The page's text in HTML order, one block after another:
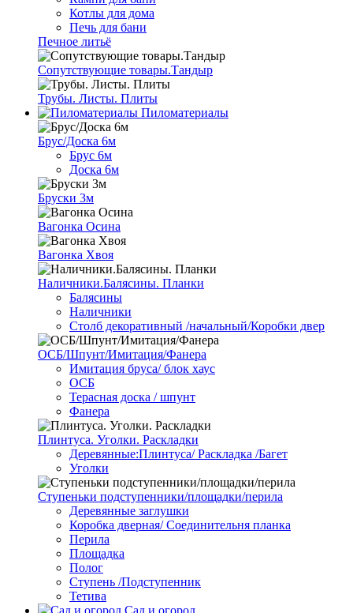
Котлы для дома
Печь для бани
Печное литьё
Сопутствующие товары.Тандыр
Трубы. Листы. Плиты
Пиломатериалы
Брус/Доска 6м
Брус 6м
Доска 6м
Бруски 3м
Вагонка Осина
Вагонка Хвоя
Наличники.Балясины. Планки
Балясины
Наличники
Столб декоративный /начальный/Коробки двер
ОСБ/Шпунт/Имитация/Фанера
Имитация бруса/ блок хаус
ОСБ
Терасная доска / шпунт
Фанера
Плинтуса. Уголки. Раскладки
Деревянные:Плинтуса/ Раскладка /Багет
Уголки
Ступеньки подступенники/площадки/перила
Деревянные заглушки
Коробка дверная/ Соединительня планка
Перила
Площадка
Полог
Ступень /Подступенник
Тетива
Сад и огород